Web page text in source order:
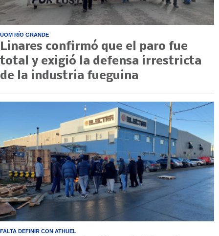
UOM RÍO GRANDE
Linares confirmó que el paro fue
total y exigió la defensa irrestricta
de la industria fueguina
FALTA DEFINIR CON ATHUEL